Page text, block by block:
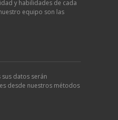
y habilidades de cada
equipo son las
datos serán
desde nuestros métodos